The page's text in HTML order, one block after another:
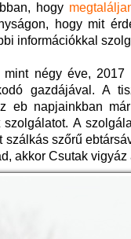
hogy
hogy mit
információkkal
négy éve,
gazdájával. A
eb napjainkban
A
szőrű
akkor Csutak vigyáz